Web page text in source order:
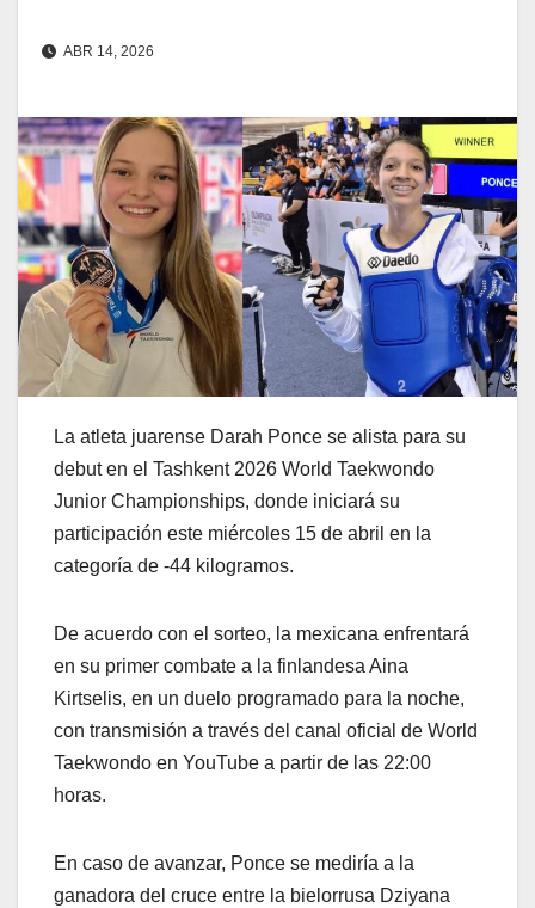
ABR 14, 2026
La atleta juarense Darah Ponce se alista para su
debut en el Tashkent 2026 World Taekwondo
Junior Championships, donde iniciará su
participación este miércoles 15 de abril en la
categoría de -44 kilogramos.
De acuerdo con el sorteo, la mexicana enfrentará
en su primer combate a la finlandesa Aina
Kirtselis, en un duelo programado para la noche,
con transmisión a través del canal oficial de World
Taekwondo en YouTube a partir de las 22:00
horas.
En caso de avanzar, Ponce se mediría a la
ganadora del cruce entre la bielorrusa Dziyana